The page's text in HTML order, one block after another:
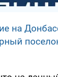
на